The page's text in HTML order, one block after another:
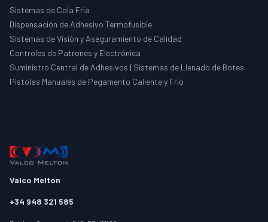
Sistemas de Cola Fría
Dispensación de Adhesivo Termofusible
Sistemas de Visión y Aseguramiento de Calidad
Controles de Patrones y Electrónica
Suministro Central de Adhesivos | Sistemas de Llenado de Botes
Pistolas Manuales de Pegamento Caliente y Frío
Valco Melton
+34 948 321 585